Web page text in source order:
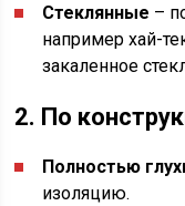
Стеклянные –
например хай-
закаленное
2. По
Полностью
изоляцию.